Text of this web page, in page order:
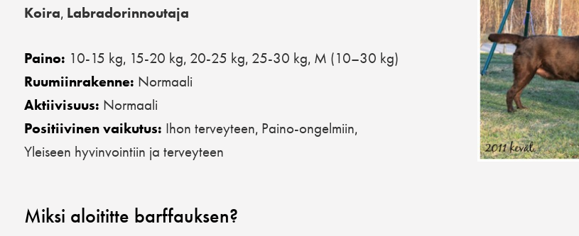
Koira, Labradorinnoutaja
Paino: 10-15 kg, 15-20 kg, 20-25 kg, 25-30 kg, M (10–30 kg)
Ruumiinrakenne: Normaali
Aktiivisuus: Normaali
Positiivinen vaikutus: Ihon terveyteen, Paino-ongelmiin,
Yleiseen hyvinvointiin ja terveyteen
Miksi aloititte barffauksen?